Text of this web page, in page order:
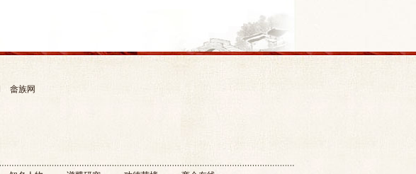
畲族网